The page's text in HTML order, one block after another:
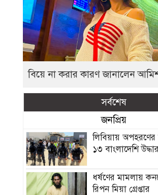
বিয়ে না করার কারণ জানালেন
সর্বশেষ
জনপ্রিয়
লিবিয়ায়
১৩ বাংলাদেশি
ধর্ষণের মামলায়
রিপন মিয়া গ্রেপ্তার